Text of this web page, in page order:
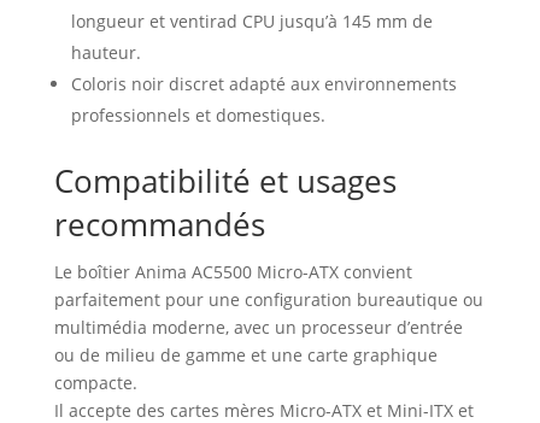
longueur et ventirad CPU jusqu’à 145 mm de
hauteur.
Coloris noir discret adapté aux environnements
professionnels et domestiques.
Compatibilité et usages
recommandés
Le boîtier Anima AC5500 Micro-ATX convient
parfaitement pour une configuration bureautique ou
multimédia moderne, avec un processeur d’entrée
ou de milieu de gamme et une carte graphique
compacte.
Il accepte des cartes mères Micro-ATX et Mini-ITX et